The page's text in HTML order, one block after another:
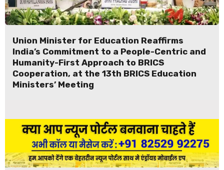
Union Minister for Education Reaffirms
India’s Commitment to a People-Centric and
Humanity-First Approach to BRICS
Cooperation, at the 13th BRICS Education
Ministers’ Meeting